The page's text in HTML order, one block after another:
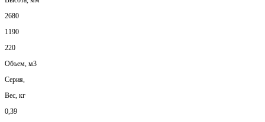
2680
1190
220
Объем, м3
Серия,
Вес, кг
0,39